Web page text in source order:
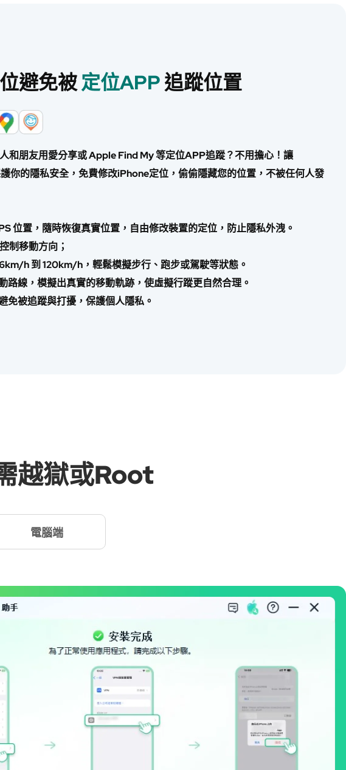
避免被定位APP追蹤位置
和朋友用愛分享或 Apple Find My 等定位APP追蹤？不用擔心！讓
你的隱私安全，免費修改iPhone定位，偷偷隱藏您的位置，不被任何人發
位置，隨時恢復真實位置，自由修改裝置的定位，防止隱私外洩。
制移動方向；
h 到 120km/h，輕鬆模擬步行、跑步或駕駛等狀態。
路線，模擬出真實的移動軌跡，使虛擬行蹤更自然合理。
免被追蹤與打擾，保護個人隱私。
越獄或Root
電腦端